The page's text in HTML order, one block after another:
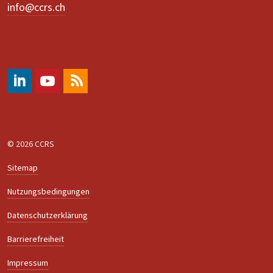
info@ccrs.ch
© 2026 CCRS
Sitemap
Nutzungsbedingungen
Datenschutzerklärung
Barrierefreiheit
Impressum